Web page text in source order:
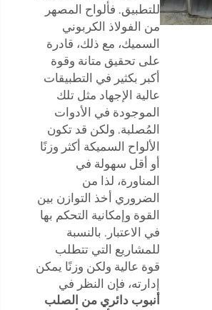
للتطبيق. فألواح المصهر
من الفولاذ الكربوني
السميك، مع ذلك، قادرة
على تحقيق متانة وقوة
أكبر بكثير في التطبيقات
عالية الإجهاد مثل تلك
الموجودة في الأدوات
المُصلبة. ولكن قد تكون
الألواح السميكة أكثر وزنًا
أو أقل سهولة في
المناورة، لذا من
الضروري أخذ التوازن بين
القوة وإمكانية التحكم بها
في الاعتبار. بالنسبة
للمشاريع التي تتطلب
قوة عالية ولكن وزنًا يمكن
إدارته، فإن النظر في
أنبوب دائري من الصلب